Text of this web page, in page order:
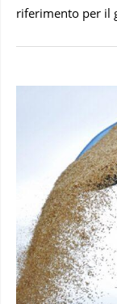
riferimento per il